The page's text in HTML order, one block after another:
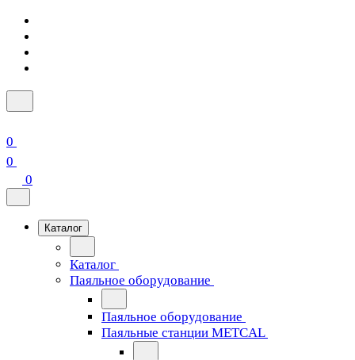
0
0
0
Каталог
Каталог
Паяльное оборудование
Паяльное оборудование
Паяльные станции METCAL